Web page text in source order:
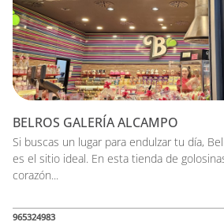
BELROS GALERÍA ALCAMPO
Si buscas un lugar para endulzar tu día,
es el sitio ideal. En esta tienda de
corazón...
965324983